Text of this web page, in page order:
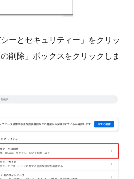
ーとセキュリティー」をクリッ
削除」ボックスをクリックしま